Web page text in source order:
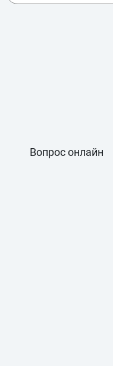
Вопрос онлайн